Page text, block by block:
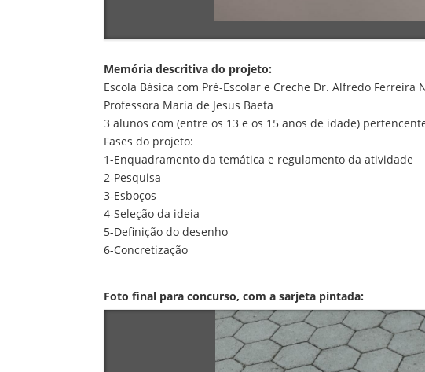
Memória descritiva do projeto:
Escola Básica com Pré-Escolar e Creche Dr. Alfredo Ferreira
Professora Maria de Jesus Baeta
3 alunos com (entre os 13 e os 15 anos de idade)
Fases do projeto:
1-Enquadramento da temática e regulamento da atividade
2-Pesquisa
3-Esboços
4-Seleção da ideia
5-Definição do desenho
6-Concretização
Foto final para concurso, com a sarjeta pintada: